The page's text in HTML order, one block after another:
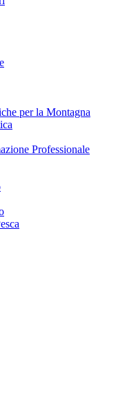
per la Montagna
Professionale